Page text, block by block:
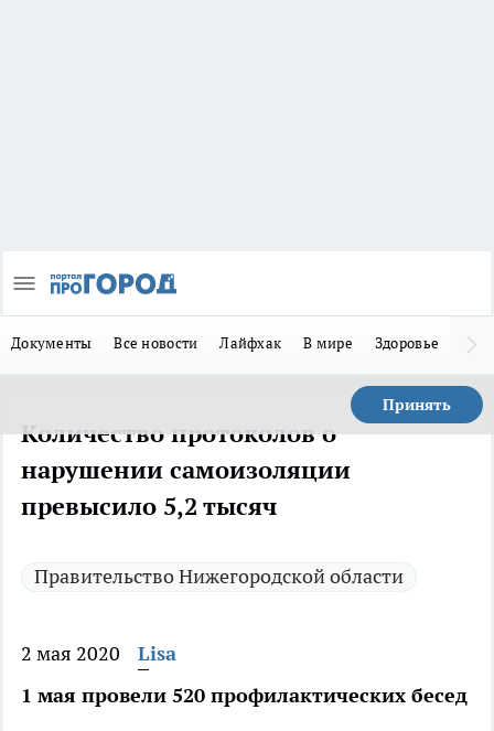
Документы Все новости Лайфхак В мире Здоровье
Принять
Количество протоколов о
нарушении самоизоляции
превысило 5,2 тысяч
Правительство Нижегородской области
2 мая 2020
Lisa
1 мая провели 520 профилактических бесед